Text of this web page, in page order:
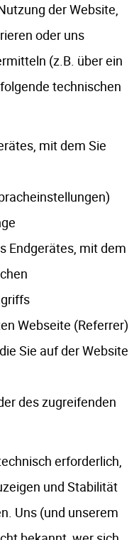
der Website,
oder uns
(z.B. über ein
technischen
mit dem Sie
Endgerätes, mit dem
Webseite (Referrer)
Sie auf der Website
des zugreifenden
erforderlich,
und Stabilität
Uns (und unserem